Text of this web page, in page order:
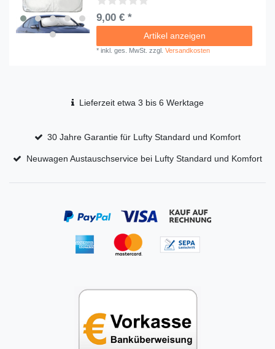
9,00 € *
Artikel anzeigen
*inkl. ges. MwSt. zzgl.Versandkosten
Lieferzeit etwa 3 bis 6 Werktage
30 Jahre Garantie für Lufty Standard und Komfort
Neuwagen Austauschservice bei Lufty Standard und Komfort